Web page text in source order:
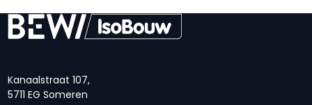
Kanaalstraat 107,
5711 EG Someren